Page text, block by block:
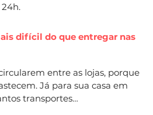
difícil do que entregar nas
entre as lojas, porque
Já para sua casa em
transportes…